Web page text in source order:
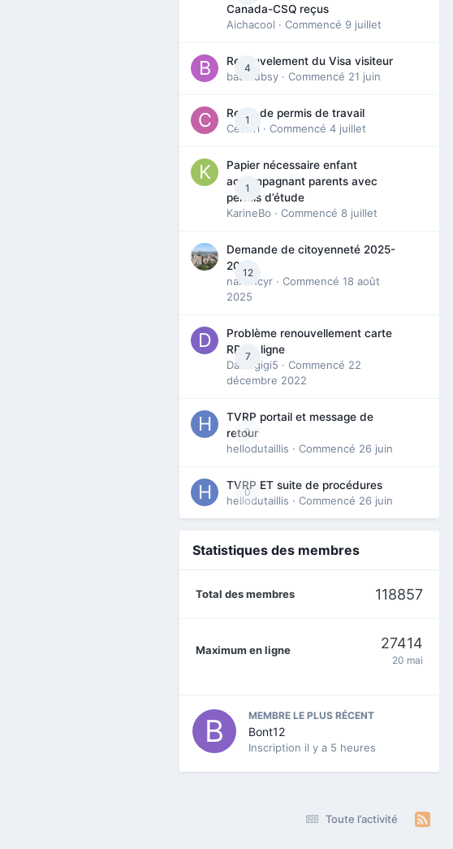
Canada-CSQ reçus
Aichacool · Commencé 9 juillet
4
Renouvelement du Visa visiteur
babibubsy · Commencé 21 juin
1
Refus de permis de travail
Cedbri · Commencé 4 juillet
1
Papier nécessaire enfant
accompagnant parents avec
permis d’étude
KarineBo · Commencé 8 juillet
12
Demande de citoyenneté 2025-
2026
nanancyr · Commencé 18 août
2025
7
Problème renouvellement carte
RP en ligne
Davidgigi5 · Commencé 22
décembre 2022
0
TVRP portail et message de
retour
hellodutaillis · Commencé 26 juin
0
TVRP ET suite de procédures
hellodutaillis · Commencé 26 juin
Statistiques des membres
Total des membres 118857
Maximum en ligne 27414
20 mai
MEMBRE LE PLUS RÉCENT
Bont12
Inscription il y a 5 heures
Toute l’activité